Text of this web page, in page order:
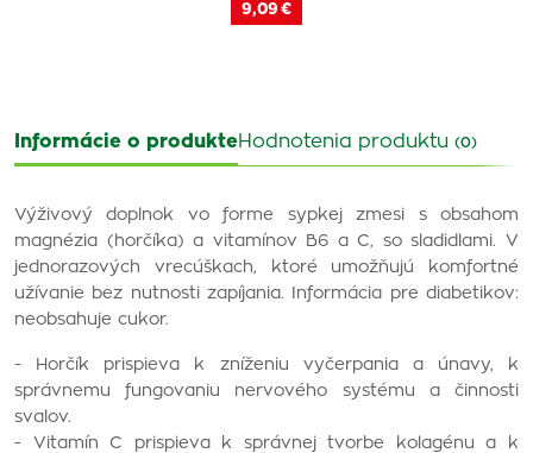
9,09 €
Informácie o produkteHodnotenia produktu (0)
Výživový doplnok vo forme sypkej zmesi s obsahom
magnézia (horčíka) a vitamínov B6 a C, so sladidlami. V
jednorazových vrecúškach, ktoré umožňujú komfortné
užívanie bez nutnosti zapíjania. Informácia pre diabetikov:
neobsahuje cukor.
- Horčík prispieva k zníženiu vyčerpania a únavy, k
správnemu fungovaniu nervového systému a činnosti
svalov.
- Vitamín C prispieva k správnej tvorbe kolagénu a k